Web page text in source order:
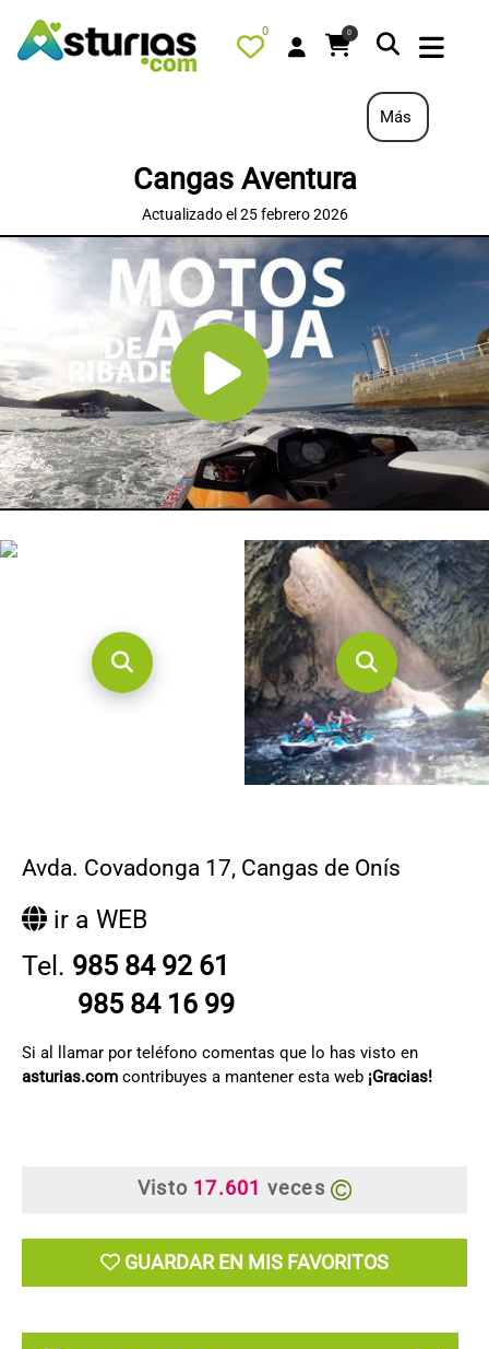
0 0
PORTADA
QUÉ HACER
ALOJAMIENTOS
RESTAURANTES
TURISMO ACTIVO
TIENDA
AGENDA
OFERTAS
CONTACTO
Más
Cangas Aventura
Actualizado el 25 febrero 2026
Avda. Covadonga 17, Cangas de Onís
ir a WEB
Tel. 985 84 92 61
985 84 16 99
Si al llamar por teléfono comentas que lo has visto en
asturias.com contribuyes a mantener esta web ¡Gracias!
Visto 17.601 veces
GUARDAR EN MIS FAVORITOS